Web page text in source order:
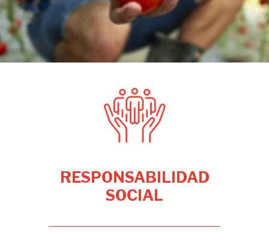
RESPONSABILIDAD
SOCIAL